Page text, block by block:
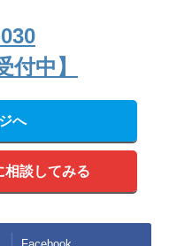
付中】
へ
相談してみる